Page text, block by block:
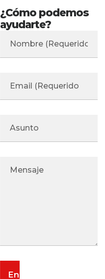
¿Cómo podemos
ayudarte?